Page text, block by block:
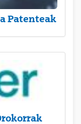
Patenteak